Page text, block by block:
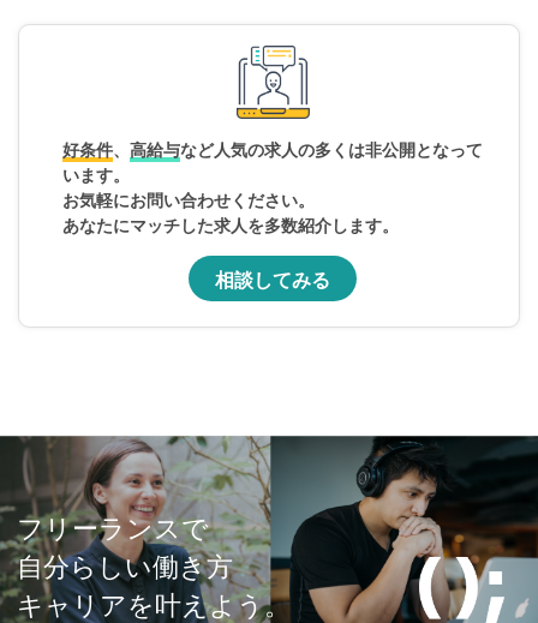
好条件、 高給与など人気の求人の多くは非公開となって
います。
お気軽にお問い合わせください。
あなたにマッチした求人を多数紹介します。
相談してみる
フリーランスで
自分らしい働き方
キャリアを叶えよう。